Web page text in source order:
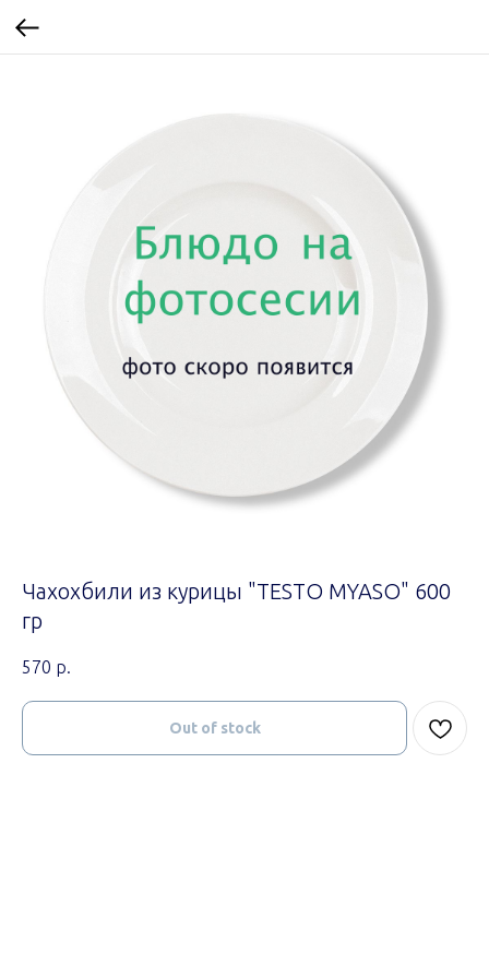
Чахохбили из курицы "TESTO MYASO" 600
гр
570 р.
Out of stock